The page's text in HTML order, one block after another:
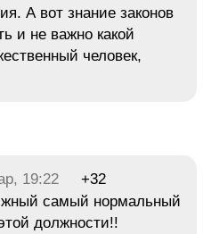
А вот знание законов
и не важно какой
человек,
19:22
+32
самый нормальный
должности!!